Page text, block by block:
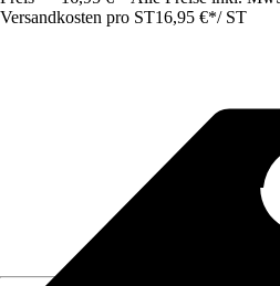
Versandkosten pro ST16,95 €*/ ST